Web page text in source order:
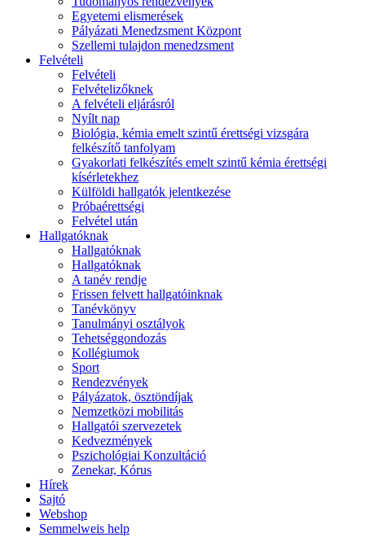
Egyetemi elismerések
Pályázati Menedzsment Központ
Szellemi tulajdon menedzsment
Felvételi
Felvételi
Felvételizőknek
A felvételi eljárásról
Nyílt nap
Biológia, kémia emelt szintű érettségi vizsgára
felkészítő tanfolyam
Gyakorlati felkészítés emelt szintű kémia érettségi
kísérletekhez
Külföldi hallgatók jelentkezése
Próbaérettségi
Felvétel után
Hallgatóknak
Hallgatóknak
Hallgatóknak
A tanév rendje
Frissen felvett hallgatóinknak
Tanévkönyv
Tanulmányi osztályok
Tehetséggondozás
Kollégiumok
Sport
Rendezvények
Pályázatok, ösztöndíjak
Nemzetközi mobilitás
Hallgatói szervezetek
Kedvezmények
Pszichológiai Konzultáció
Zenekar, Kórus
Hírek
Sajtó
Webshop
Semmelweis help